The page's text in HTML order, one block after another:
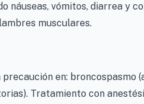
náuseas, vómitos, diarrea y
musculares.
precaución en: broncospasmo
Tratamiento con